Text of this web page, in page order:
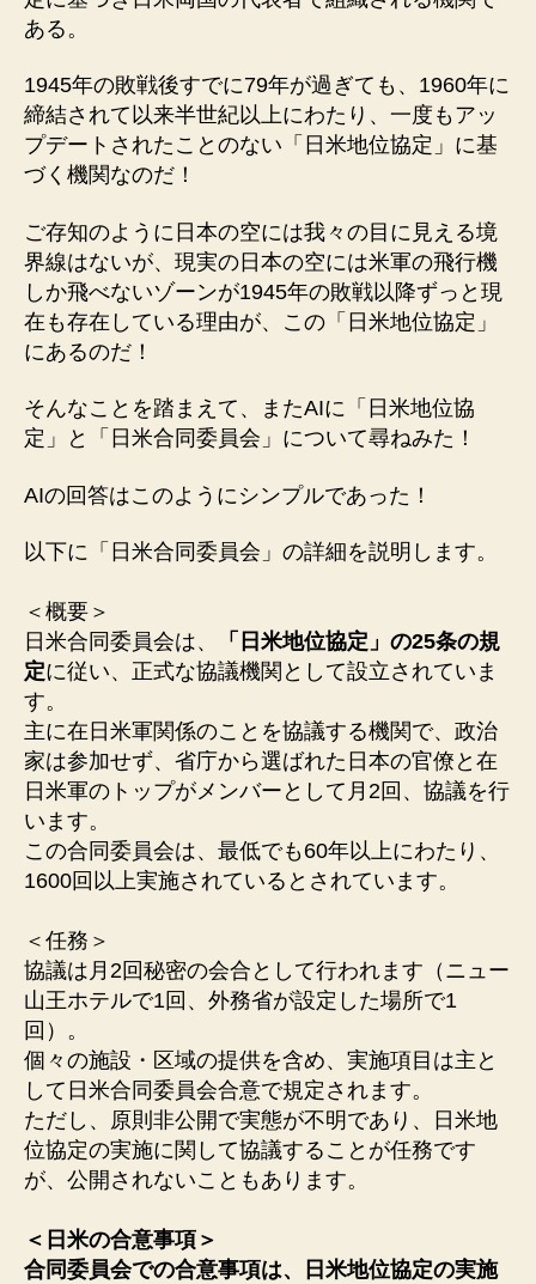
ある。
1945年の敗戦後すでに79年が過ぎても、1960年に
締結されて以来半世紀以上にわたり、一度もアッ
プデートされたことのない「日米地位協定」に基
づく機関なのだ！
ご存知のように日本の空には我々の目に見える境
界線はないが、現実の日本の空には米軍の飛行機
しか飛べないゾーンが1945年の敗戦以降ずっと現
在も存在している理由が、この「日米地位協定」
にあるのだ！
そんなことを踏まえて、またAIに「日米地位協
定」と「日米合同委員会」について尋ねみた！
AIの回答はこのようにシンプルであった！
以下に「日米合同委員会」の詳細を説明します。
＜概要＞
日米合同委員会は、
「日米地位協定」の25条の規
定に従い、正式な協議機関として設立されていま
す。
主に在日米軍関係のことを協議する機関で、政治
家は参加せず、省庁から選ばれた日本の官僚と在
日米軍のトップがメンバーとして月2回、協議を行
います。
この合同委員会は、最低でも60年以上にわたり、
1600回以上実施されているとされています。
＜任務＞
協議は月2回秘密の会合として行われます（ニュー
山王ホテルで1回、外務省が設定した場所で1
回）。
個々の施設・区域の提供を含め、実施項目は主と
して日米合同委員会合意で規定されます。
ただし、原則非公開で実態が不明であり、日米地
位協定の実施に関して協議することが任務です
が、公開されないこともあります。
＜日米の合意事項＞
合同委員会での合意事項は、日米地位協定の実施